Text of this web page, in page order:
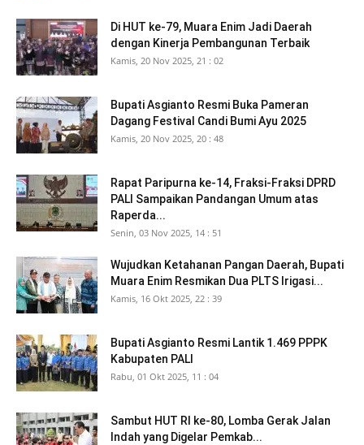
Di HUT ke-79, Muara Enim Jadi Daerah
dengan Kinerja Pembangunan Terbaik
Kamis, 20 Nov 2025, 21 : 02
Bupati Asgianto Resmi Buka Pameran
Dagang Festival Candi Bumi Ayu 2025
Kamis, 20 Nov 2025, 20 : 48
Rapat Paripurna ke-14, Fraksi-Fraksi DPRD
PALI Sampaikan Pandangan Umum atas
Raperda...
Senin, 03 Nov 2025, 14 : 51
Wujudkan Ketahanan Pangan Daerah, Bupati
Muara Enim Resmikan Dua PLTS Irigasi...
Kamis, 16 Okt 2025, 22 : 39
Bupati Asgianto Resmi Lantik 1.469 PPPK
Kabupaten PALI
Rabu, 01 Okt 2025, 11 : 04
Sambut HUT RI ke-80, Lomba Gerak Jalan
Indah yang Digelar Pemkab...